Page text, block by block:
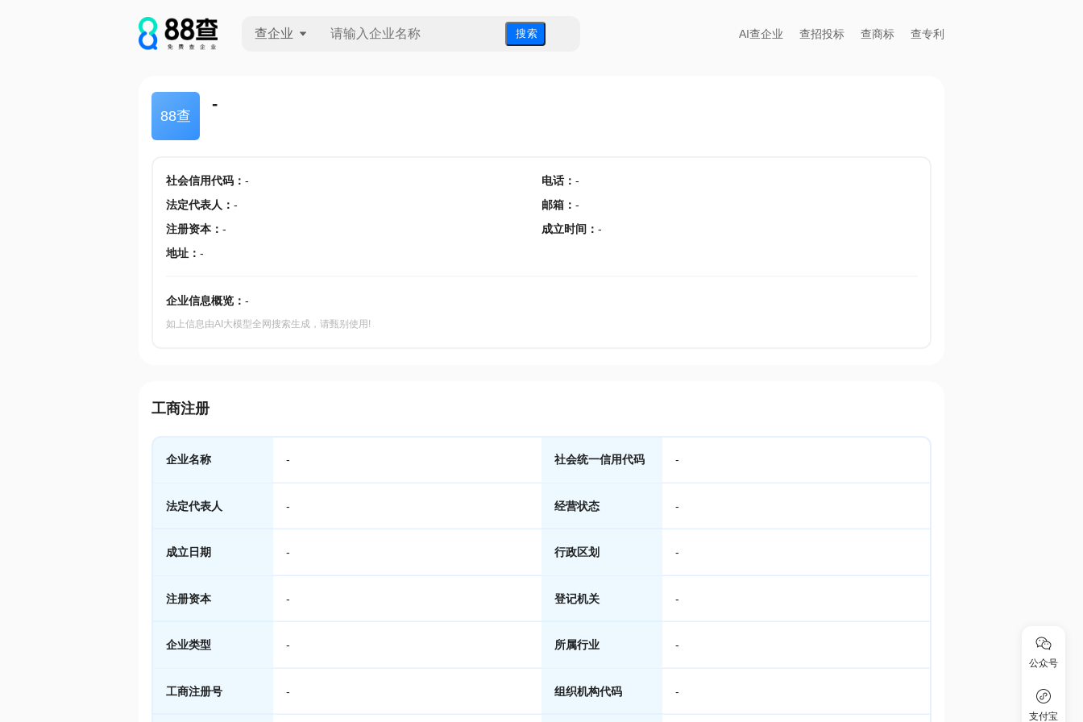
查企业 搜 索 AI查企业 查招投标 查商标 查专利
88查
-
社会信用代码： - 电话： -
法定代表人 ： - 邮箱 ： -
注册资本： - 成立时间 ： -
地址： -
企业信息概览： -
如上信息由AI大模型全网搜索生成，请甄别使用!
工商注册
企业名称 - 社会统一信用代码 -
法定代表人 - 经营状态 -
成立日期 - 行政区划 -
注册资本 - 登记机关 -
企业类型 - 所属行业 -
工商注册号 - 组织机构代码 -
公众号
支付宝